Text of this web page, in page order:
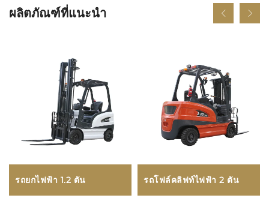
ผลิตภัณฑ์ที่แนะนำ
รถยกไฟฟ้า 1.2 ตัน รถโฟล์คลิฟท์ไฟฟ้า 2 ตัน